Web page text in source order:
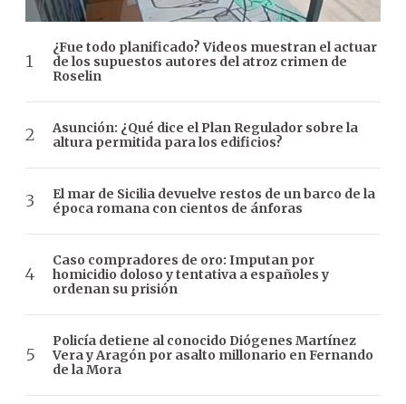
¿Fue todo planificado? Videos muestran el actuar
de los supuestos autores del atroz crimen de
Roselin
Asunción: ¿Qué dice el Plan Regulador sobre la
altura permitida para los edificios?
El mar de Sicilia devuelve restos de un barco de la
época romana con cientos de ánforas
Caso compradores de oro: Imputan por
homicidio doloso y tentativa a españoles y
ordenan su prisión
Policía detiene al conocido Diógenes Martínez
Vera y Aragón por asalto millonario en Fernando
de la Mora